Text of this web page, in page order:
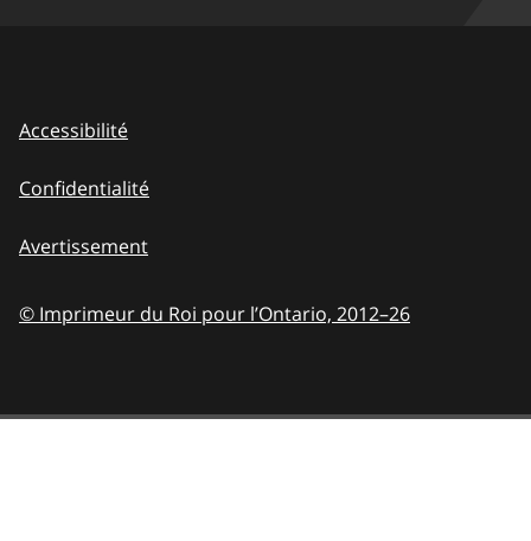
Accessibilité
Confidentialité
Avertissement
© Imprimeur du Roi pour l’Ontario, 2012–26